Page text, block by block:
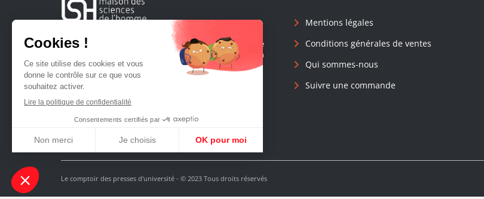
Créée en 1963, la Fondation Maison Sciences de l'Homme
soutient la recherche et la diffusion des connaissances en
sciences humaines et sociales.
Mentions légales
Conditions générales de ventes
Qui sommes-nous
Suivre une commande
Le comptoir des presses d'université - © 2023 Tous droits réservés